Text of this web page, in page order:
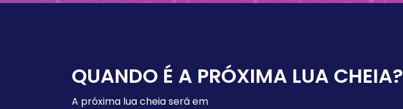
QUANDO É A PRÓXIMA LUA CHEIA?
A próxima lua cheia será em